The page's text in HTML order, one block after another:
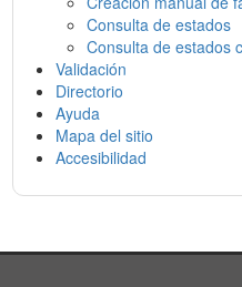
Consulta de estados
Consulta de estados
Validación
Directorio
Ayuda
Mapa del sitio
Accesibilidad